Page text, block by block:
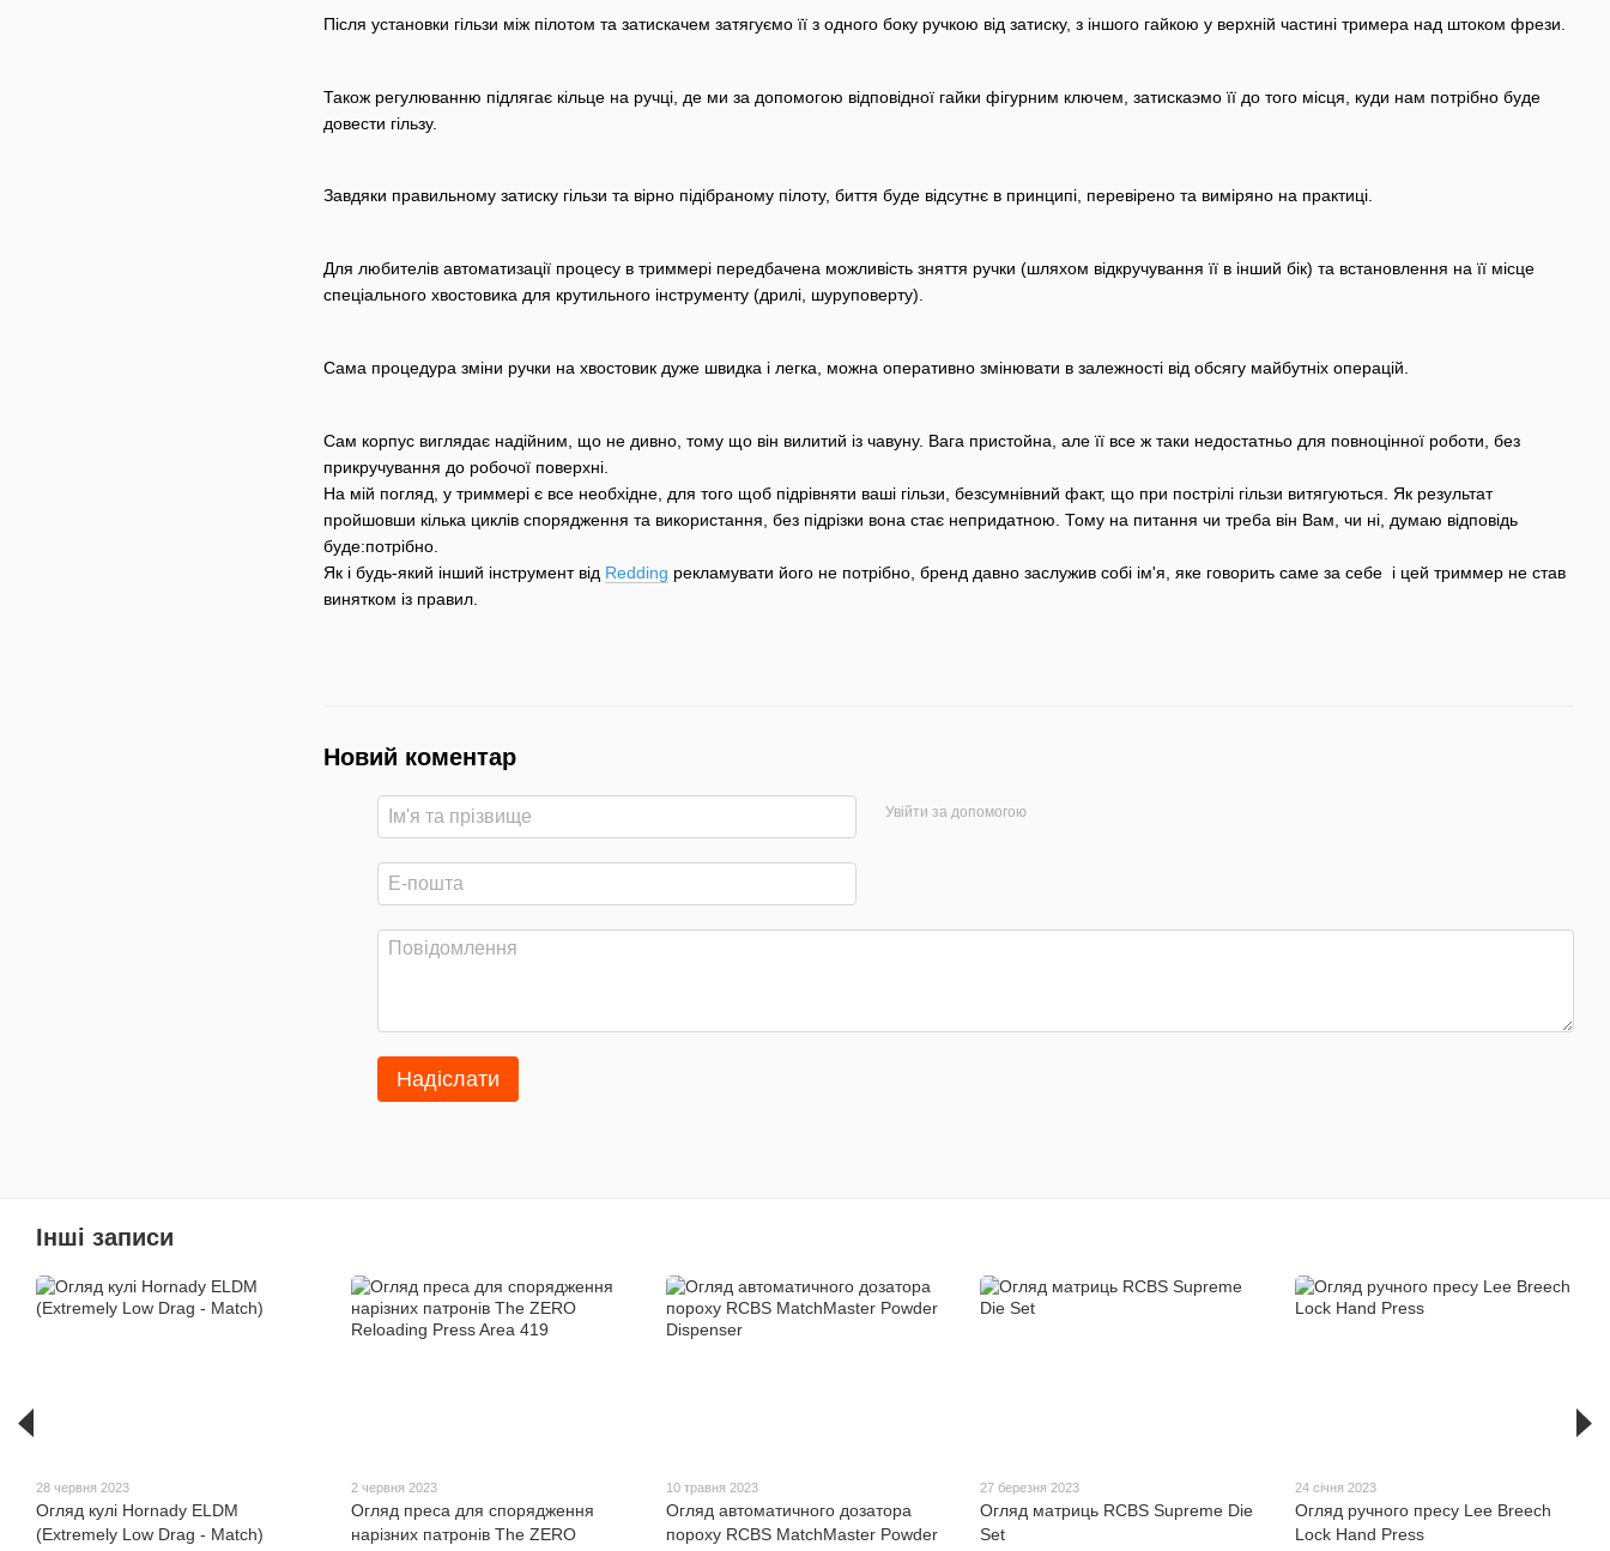
Після установки гільзи між пілотом та затискачем затягуємо її з одного боку ручкою від затиску, з іншого гайкою у верхній частині тримера над штоком фрези.
Також регулюванню підлягає кільце на ручці, де ми за допомогою відповідної гайки фігурним ключем, затискаэмо її до того місця, куди нам потрібно буде
довести гільзу.
Завдяки правильному затиску гільзи та вірно підібраному пілоту, биття буде відсутнє в принципі, перевірено та виміряно на практиці.
Для любителів автоматизації процесу в триммері передбачена можливість зняття ручки (шляхом відкручування її в інший бік) та встановлення на її місце
спеціального хвостовика для крутильного інструменту (дрилі, шуруповерту).
Сама процедура зміни ручки на хвостовик дуже швидка і легка, можна оперативно змінювати в залежності від обсягу майбутніх операцій.
Сам корпус виглядає надійним, що не дивно, тому що він вилитий із чавуну. Вага пристойна, але її все ж таки недостатньо для повноцінної роботи, без
прикручування до робочої поверхні.
На мій погляд, у триммері є все необхідне, для того щоб підрівняти ваші гільзи, безсумнівний факт, що при пострілі гільзи витягуються. Як результат
пройшовши кілька циклів спорядження та використання, без підрізки вона стає непридатною. Тому на питання чи треба він Вам, чи ні, думаю відповідь
буде:потрібно.
Як і будь-який інший інструмент від Redding рекламувати його не потрібно, бренд давно заслужив собі ім'я, яке говорить саме за себе і цей триммер не став
винятком із правил.
Новий коментар
Увійти за допомогою
Надіслати
Інші записи
28 червня 2023
Огляд кулі Hornady ELDM
(Extremely Low Drag - Match)
2 червня 2023
Огляд преса для спорядження
нарізних патронів The ZERO
10 травня 2023
Огляд автоматичного дозатора
пороху RCBS MatchMaster Powder
27 березня 2023
Огляд матриць RCBS Supreme Die
Set
24 січня 2023
Огляд ручного пресу Lee Breech
Lock Hand Press